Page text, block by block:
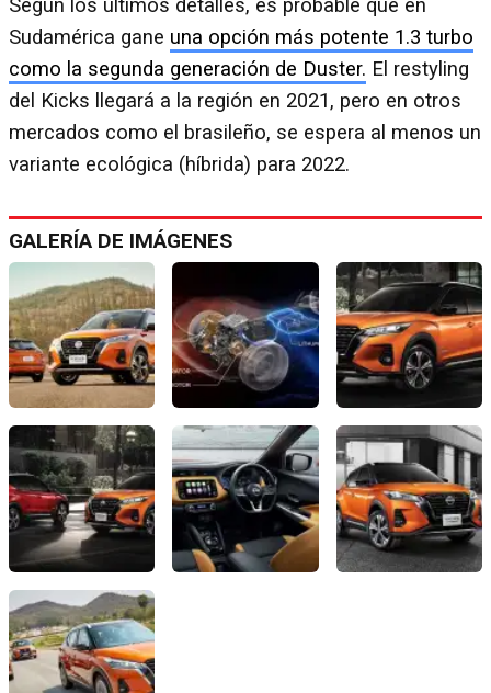
Según los últimos detalles, es probable que en
Sudamérica gane una opción más potente 1.3 turbo
como la segunda generación de Duster. El restyling
del Kicks llegará a la región en 2021, pero en otros
mercados como el brasileño, se espera al menos un
variante ecológica (híbrida) para 2022.
GALERÍA DE IMÁGENES